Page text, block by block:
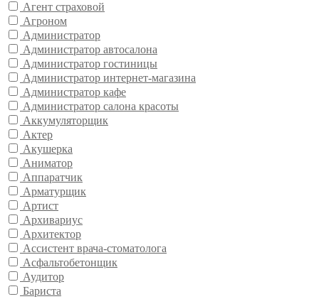
Агент страховой
Агроном
Администратор
Администратор автосалона
Администратор гостиницы
Администратор интернет-магазина
Администратор кафе
Администратор салона красоты
Аккумуляторщик
Актер
Акушерка
Аниматор
Аппаратчик
Арматурщик
Артист
Архивариус
Архитектор
Ассистент врача-стоматолога
Асфальтобетонщик
Аудитор
Бариста